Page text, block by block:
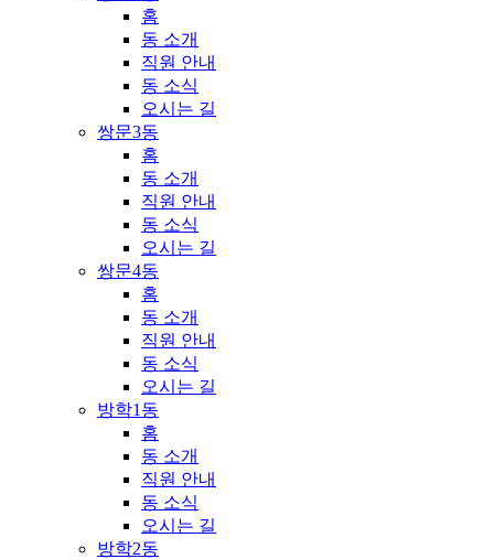
홈
동 소개
직원 안내
동 소식
오시는 길
쌍문3동
홈
동 소개
직원 안내
동 소식
오시는 길
쌍문4동
홈
동 소개
직원 안내
동 소식
오시는 길
방학1동
홈
동 소개
직원 안내
동 소식
오시는 길
방학2동